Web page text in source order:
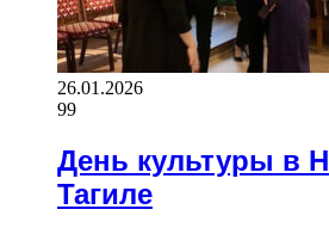
26.01.2026
99
День культуры в
Тагиле